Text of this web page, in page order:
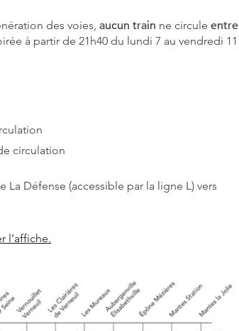
des voies, aucun train ne circule entre
à partir de 21h40 du lundi 7 au vendredi 11
circulation
La Défense (accessible par la ligne L) vers
l’affiche.